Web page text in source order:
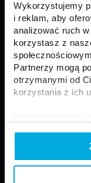
Wykorzystujemy
i reklam, aby
analizować ruch
korzystasz z
Partnerzy mogą
otrzymanymi od
korzystania z ich
Oprawy sufitowe
Motoryzacja
Panele LED
Neony LED
Dokumenty reklamacyjne